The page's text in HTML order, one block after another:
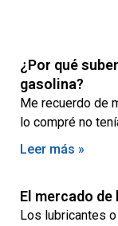
¿Por qué
gasolina?
Me recuerdo de
lo compré no
Leer más »
El mercado
Los lubricantes